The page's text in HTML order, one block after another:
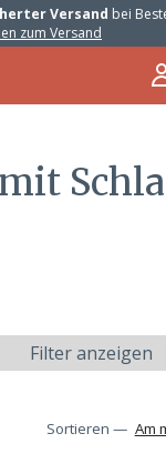
Versand bei
zum Versand
Filter anzeigen
Sortieren — Am